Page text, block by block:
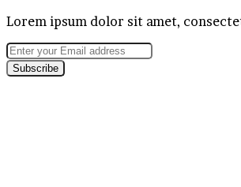
Lorem ipsum dolor sit amet,
Enter
your
Email